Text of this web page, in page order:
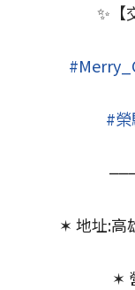
✨【
#
✶ 地址:高
✶